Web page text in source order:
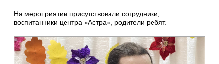
На мероприятии присутствовали сотрудники,
воспитанники центра «Астра», родители ребят.